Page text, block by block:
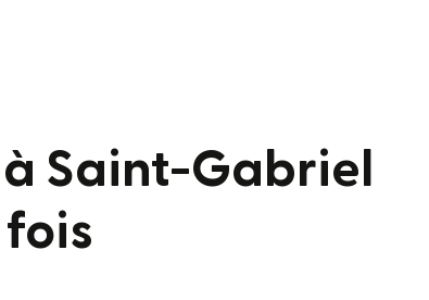
Saint-Gabriel